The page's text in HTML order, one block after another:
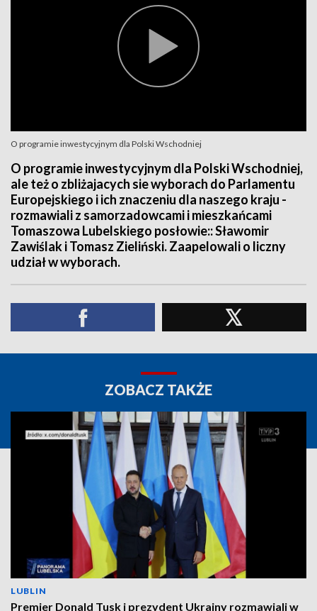
O programie inwestycyjnym dla Polski Wschodniej
O programie inwestycyjnym dla Polski Wschodniej,
ale też o zbliżajacych sie wyborach do Parlamentu
Europejskiego i ich znaczeniu dla naszego kraju -
rozmawiali z samorzadowcami i mieszkańcami
Tomaszowa Lubelskiego posłowie:: Sławomir
Zawiślak i Tomasz Zieliński. Zaapelowali o liczny
udział w wyborach.
ZOBACZ TAKŻE
LUBLIN
Premier Donald Tusk i prezydent Ukrainy rozmawiali w